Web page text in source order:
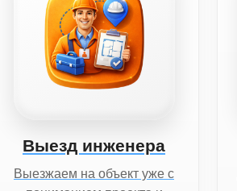
Выезд инженера
Выезжаем на объект уже с